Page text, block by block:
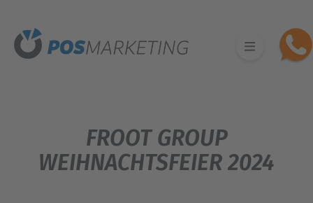
FROOT GROUP
WEIHNACHTSFEIER 2024